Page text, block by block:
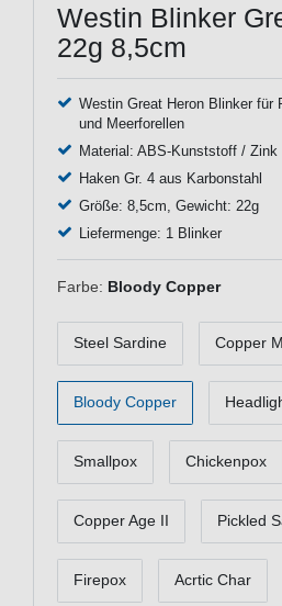
Westin Blinker
22g 8,5cm
Westin Great Heron Blinker für
und Meerforellen
Material: ABS-Kunststoff / Zink
Haken Gr. 4 aus Karbonstahl
Größe: 8,5cm, Gewicht: 22g
Liefermenge: 1 Blinker
Farbe: Bloody Copper
Steel Sardine Copper
Bloody Copper
Smallpox Chickenpox
Copper Age II Pickled
Firepox Acrtic Char